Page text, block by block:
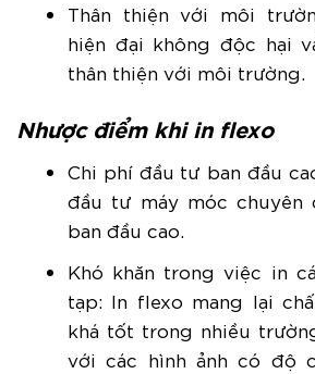
Thân thiện với môi
hiện đại không độc hại
thân thiện với môi trường.
Nhược điểm khi in flexo
Chi phí đầu tư ban đầu
đầu tư máy móc
ban đầu cao.
Khó khăn trong việc in
tạp: In flexo mang lại
khá tốt trong nhiều
với các hình ảnh có độ